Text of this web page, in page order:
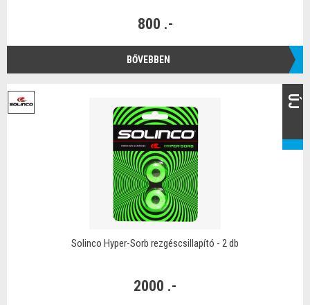
800 .-
BŐVEBBEN
ÚJ
Solinco Hyper-Sorb rezgéscsillapító - 2 db
2000 .-